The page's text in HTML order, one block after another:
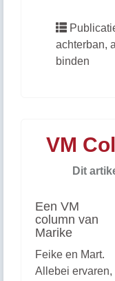
achterban,
binden
VM
Dit
Een VM
column van
Marike
Feike en Mart.
Allebei ervaren,